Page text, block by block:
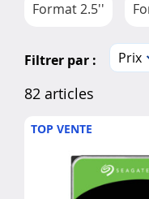
Format 2.5''
Filtrer par : Prix
82 articles
TOP VENTE